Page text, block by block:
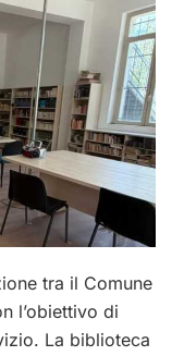
tra il Comune
l’obiettivo di
La biblioteca